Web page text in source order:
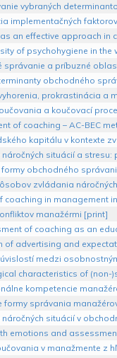
vybraných
implementačných
an effective approach in
of psychohygiene in
správanie a príbuzné
obchodného
prokrastinácia a
a koučovací
of coaching – AC-BEC
kapitálu v kontexte
situácií a stresu:
formy obchodného
zvládania
coaching in management
manažérmi [print]
of coaching as an
of advertising and
medzi
characteristics of (non-
kompetencie
formy správania
situácií v
emotions and
v manažmente z